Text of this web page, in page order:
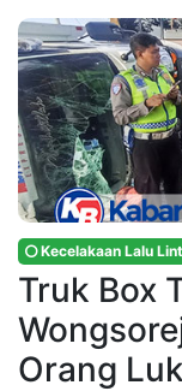
Kecelakaan Lalu
Truk Box
Orang